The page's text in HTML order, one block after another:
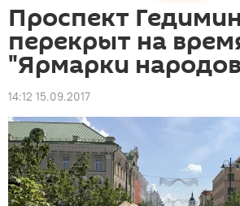
Проспект
перекрыт на
"Ярмарки
14:12 15.09.2017